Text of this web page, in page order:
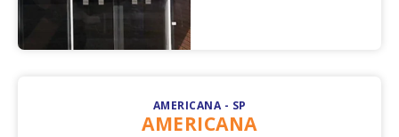
AMERICANA - SP
AMERICANA